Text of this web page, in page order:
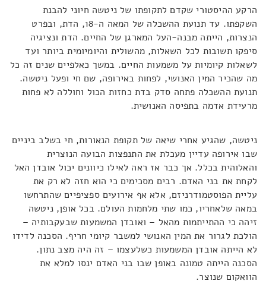
הרקע ההיסטורי שקדם לתקופתו של ניטשה חיוני להבנת
השקפתו. עד תנועת ההשכלה של המאה ה-18, הדת, ובפרט
הנצרות, הייתה מבנה-העל המארגן של החיים. הדת ונציגיה
סיפקו תשובות לכל השאלות, מהשולית והיומיומית ביותר ועד
לשאלות קיומיות על משמעות החיים. במשך כאלפיים שנים זה כל
מה שהכיר המין האנושי, לפחות באירופה, שם חי ופעל ניטשה.
תנועת ההשכלה פתחה סדק בדת כחזות הכול וחוללה לא פחות
מרעידת אדמה בתפיסה האנושית.
ניטשה, שהגיע אחרי שיאה של תקופת הנאורות, חי בשלב ביניים
שבו אירופה עדיין מעכלת את התנפצות הבועה הנוצרית
והאלוהית בכלל. אך כבר אז ראה לאילו כיוונים יכול אובדן האל
לקחת את בני האדם. רבים מסכימים כי הוא חזה לא רק את
עליית הפוסטמודרניזם, אלא אף אירועים ספציפיים שהתרחשו
במאה שלאחריו, כמו שתי מלחמות העולם. בכל אופן, ניטשה
זיהה כי ההתייתמות מהאל – ואובדן המשמעות שבעקבותיה –
הולכת לגרור את המין האנושי למשבר קיומי חריף. הסכנה לדידו
לא הייתה אובדן המשמעות כשלעצמו – זה היה מצב נתון.
הסכנה הייתה טמונה באופן שבו בני האדם ינסו למלא את
הוואקום שנוצר.